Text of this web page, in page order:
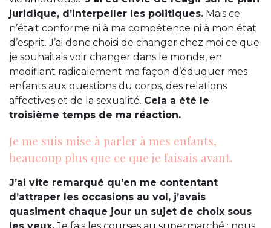
juridique, d’interpeller les politiques. Mais ce
n’était conforme ni à ma compétence ni à mon état
d’esprit. J’ai donc choisi de changer chez moi ce que
je souhaitais voir changer dans le monde, en
modifiant radicalement ma façon d’éduquer mes
enfants aux questions du corps, des relations
affectives et de la sexualité. Cela a été le
troisième temps de ma réaction.
Je me suis mise à parler à mes enfants,
beaucoup plus que ce que je faisais avant.
J’ai vite remarqué qu’en me contentant
d’attraper les occasions au vol, j’avais
quasiment chaque jour un sujet de choix sous